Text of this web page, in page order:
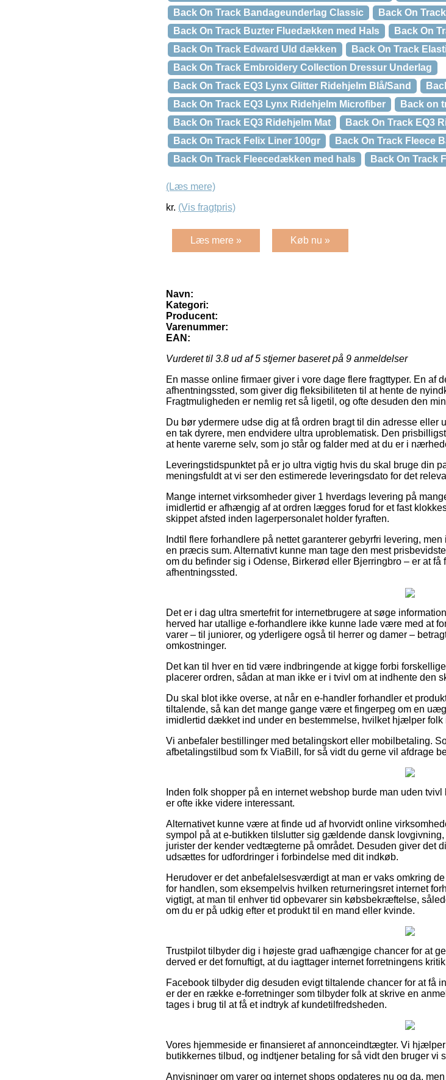
Back On Track Bandageunderlag Classic
Back On
Back On Track Buzter Fluedækken med Hals
Back On
Back On Track Edward Uld dækken
Back On Track
Back On Track Embroidery Collection Dressur Underlag
Back On Track EQ3 Lynx Glitter Ridehjelm Blå/Sand
Back On Track EQ3 Lynx Ridehjelm Microfiber
Back on
Back On Track EQ3 Ridehjelm Mat
Back On Track EQ3
Back On Track Felix Liner 100gr
Back On Track Fleece
Back On Track Fleecedækken med hals
Back On Track
(Læs mere)
kr. (Vis fragtpris)
Læs mere » Køb nu »
Navn:
Kategori:
Producent:
Varenummer:
EAN:
Vurderet til 3.8 ud af 5 stjerner baseret på 9 anmeldelser
En masse online firmaer giver i vore dage flere fragttyper. En af
afhentningssted, som giver dig fleksibiliteten til at hente de
Fragtmuligheden er nemlig ret så ligetil, og ofte desuden den
Du bør ydermere udse dig at få ordren bragt til din adresse
en tak dyrere, men endvidere ultra uproblematisk. Den
at hente varerne selv, som jo står og falder med at du er i
Leveringstidspunktet på er jo ultra vigtig hvis du skal bruge din
meningsfuldt at vi ser den estimerede leveringsdato for det
Mange internet virksomheder giver 1 hverdags levering på
imidlertid er afhængig af at ordren lægges forud for et fast
skippet afsted inden lagerpersonalet holder fyraften.
Indtil flere forhandlere på nettet garanterer gebyrfri levering,
en præcis sum. Alternativt kunne man tage den mest
om du befinder sig i Odense, Birkerød eller Bjerringbro – er at
afhentningssted.
Det er i dag ultra smertefrit for internetbrugere at søge
herved har utallige e-forhandlere ikke kunne lade være med at
varer – til juniorer, og yderligere også til herrer og damer –
omkostninger.
Det kan til hver en tid være indbringende at kigge forbi
placerer ordren, sådan at man ikke er i tvivl om at indhente den
Du skal blot ikke overse, at når en e-handler forhandler et
tiltalende, så kan det mange gange være et fingerpeg om en
imidlertid dækket ind under en bestemmelse, hvilket hjælper
Vi anbefaler bestillinger med betalingskort eller mobilbetaling.
afbetalingstilbud som fx ViaBill, for så vidt du gerne vil afdrage
Inden folk shopper på en internet webshop burde man uden
er ofte ikke videre interessant.
Alternativet kunne være at finde ud af hvorvidt online
sympol på at e-butikken tilslutter sig gældende dansk
jurister der kender vedtægterne på området. Desuden giver det
udsættes for udfordringer i forbindelse med dit indkøb.
Herudover er det anbefalelsesværdigt at man er vaks omkring
for handlen, som eksempelvis hvilken returneringsret internet
vigtigt, at man til enhver tid opbevarer sin købsbekræftelse,
om du er på udkig efter et produkt til en mand eller kvinde.
Trustpilot tilbyder dig i højeste grad uafhængige chancer for at
derved er det fornuftigt, at du iagttager internet forretningens
Facebook tilbyder dig desuden evigt tiltalende chancer for at få
er der en række e-forretninger som tilbyder folk at skrive en
tages i brug til at få et indtryk af kundetilfredsheden.
Vores hjemmeside er finansieret af annonceindtægter. Vi
butikkernes tilbud, og indtjener betaling for så vidt den bruger vi
Anvisninger om varer og internet shops opdateres nu og da,